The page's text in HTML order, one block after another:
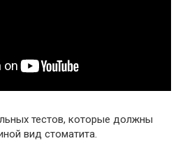
тестов, которые должны
вид стоматита.